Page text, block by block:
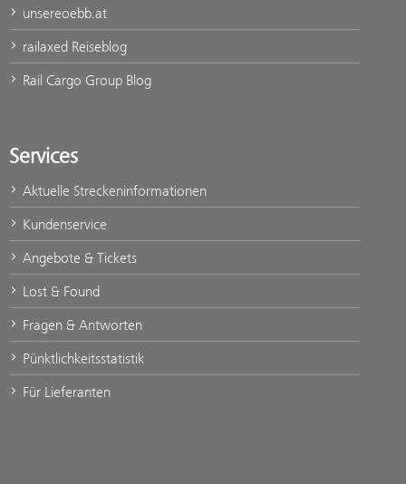
unsereoebb.at
railaxed Reiseblog
Rail Cargo Group Blog
Services
Aktuelle Streckeninformationen
Kundenservice
Angebote & Tickets
Lost & Found
Fragen & Antworten
Pünktlichkeitsstatistik
Für Lieferanten